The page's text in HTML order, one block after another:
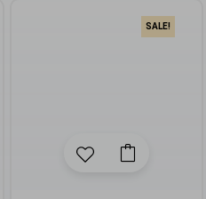
SALE!